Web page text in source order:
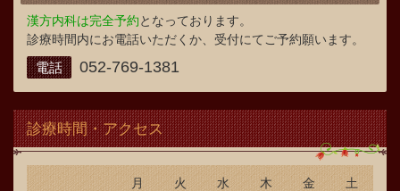
漢方内科は完全予約となっております。
診療時間内にお電話いただくか、受付にてご予約願います。
電話 052-769-1381
診療時間・アクセス
月 火 水 木 金 土